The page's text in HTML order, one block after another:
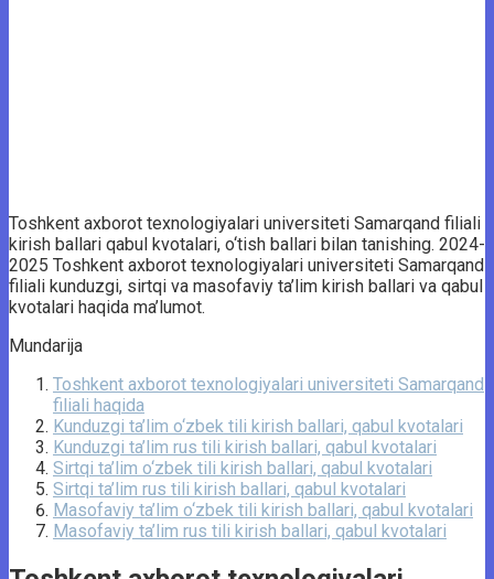
Toshkent axborot texnologiyalari universiteti Samarqand filiali
kirish ballari qabul kvotalari, o‘tish ballari bilan tanishing. 2024-
2025 Toshkent axborot texnologiyalari universiteti Samarqand
filiali kunduzgi, sirtqi va masofaviy ta’lim kirish ballari va qabul
kvotalari haqida ma’lumot.
Mundarija
Toshkent axborot texnologiyalari universiteti Samarqand
filiali haqida
Kunduzgi ta’lim o‘zbek tili kirish ballari, qabul kvotalari
Kunduzgi ta’lim rus tili kirish ballari, qabul kvotalari
Sirtqi ta’lim o‘zbek tili kirish ballari, qabul kvotalari
Sirtqi ta’lim rus tili kirish ballari, qabul kvotalari
Masofaviy ta’lim o‘zbek tili kirish ballari, qabul kvotalari
Masofaviy ta’lim rus tili kirish ballari, qabul kvotalari